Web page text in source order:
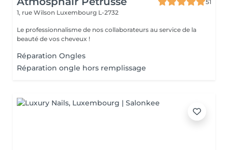
51
1, rue Wilson Luxembourg L-2732
Le professionnalisme de nos collaborateurs au service de la
beauté de vos cheveux !
Réparation Ongles
Réparation ongle hors remplissage